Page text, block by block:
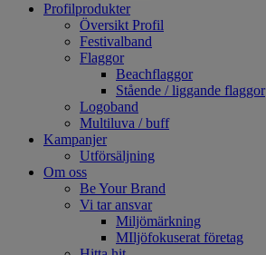
Profilprodukter
Översikt Profil
Festivalband
Flaggor
Beachflaggor
Stående / liggande flaggor
Logoband
Multiluva / buff
Kampanjer
Utförsäljning
Om oss
Be Your Brand
Vi tar ansvar
Miljömärkning
MIljöfokuserat företag